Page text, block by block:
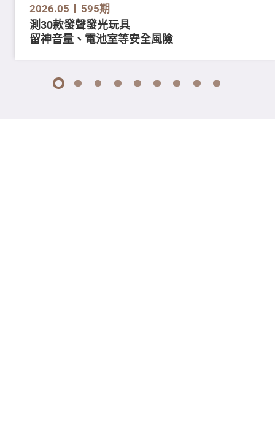
2026.05 595期
測30款發聲發光玩具
留神音量、電池室等安全風險
1 2 3 4 5 6 7 8 9